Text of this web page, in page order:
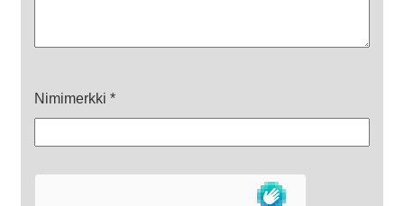
Nimimerkki *